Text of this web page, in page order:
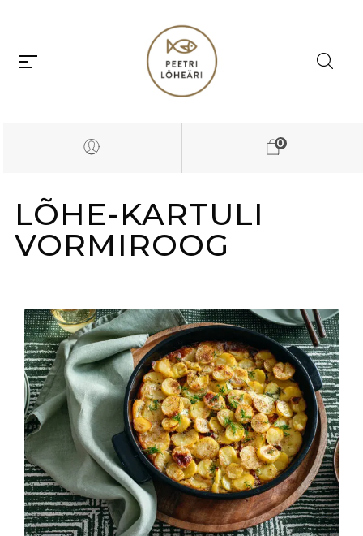
0
LÕHE-KARTULI
VORMIROOG